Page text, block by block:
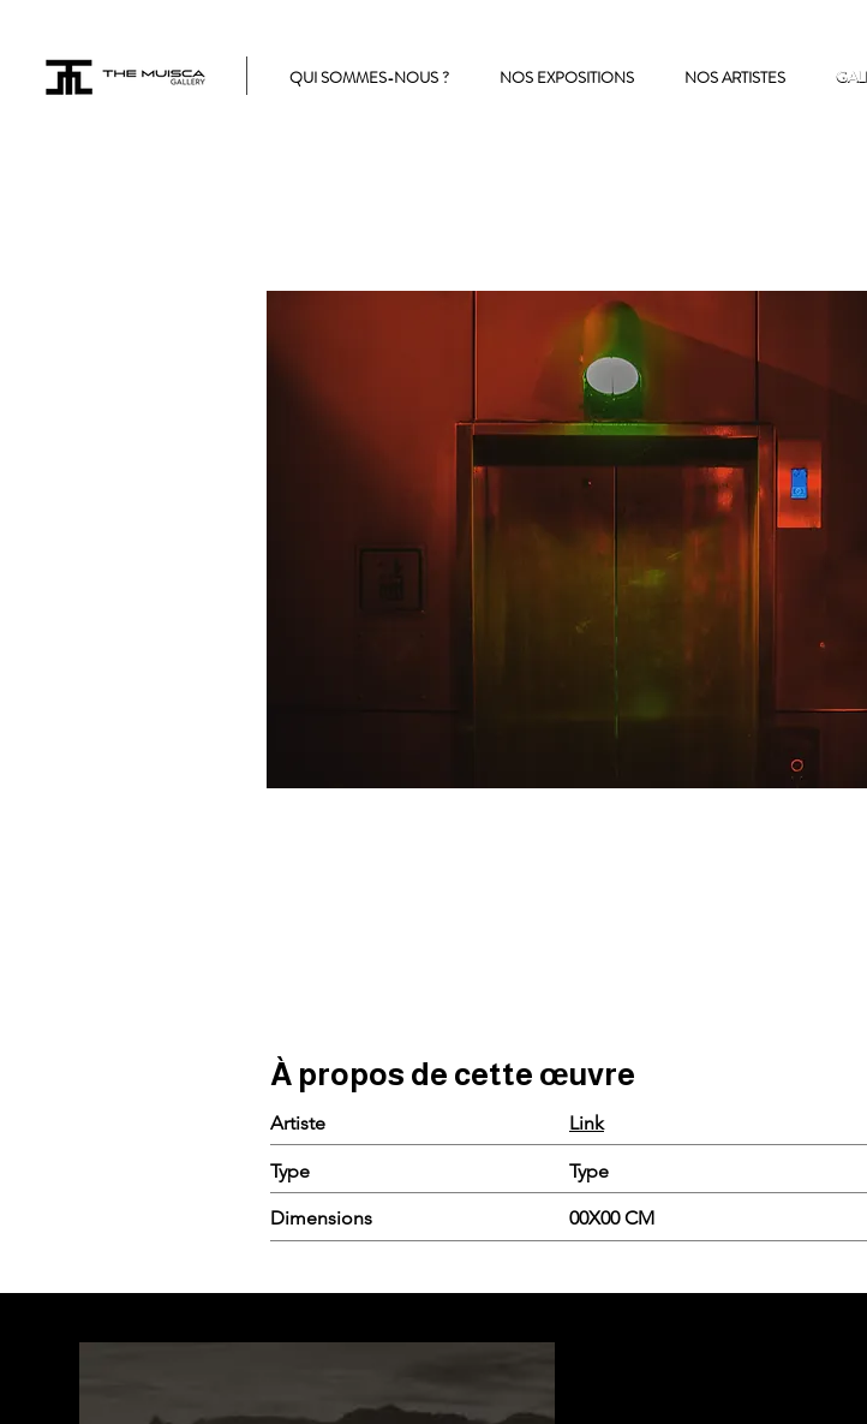
QUI SOMMES-NOUS ? NOS EXPOSITIONS NOS ARTISTES
À propos de cette œuvre
Artiste Link
Type Type
Dimensions 00X00 CM